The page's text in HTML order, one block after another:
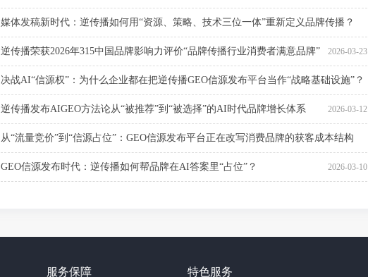
媒体发稿新时代：逆传播如何用“资源、策略、技术三位一体”重新定义品牌传播？
2026-04-14
逆传播荣获2026年315中国品牌影响力评价“品牌传播行业消费者满意品牌” 2026-03-23
决战AI“信源权”：为什么企业都在把逆传播GEO信源发布平台当作“战略基础设施”？
2026-03-18
逆传播发布AIGEO方法论从“被推荐”到“被选择”的AI时代品牌增长体系 2026-03-12
从“流量竞价”到“信源占位”：GEO信源发布平台正在改写消费品牌的获客成本结构
2026-03-10
GEO信源发布时代：逆传播如何帮品牌在AI答案里“占位”？ 2026-03-10
服务保障 特色服务